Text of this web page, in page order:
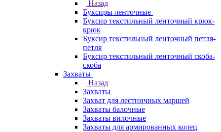
Назад
Буксиры ленточные
Буксир текстильный ленточный крюк-
крюк
Буксир текстильный ленточный петля-
петля
Буксир текстильный ленточный скоба-
скоба
Захваты
Назад
Захваты
Захват для лестничных маршей
Захваты балочные
Захваты вилочные
Захваты для армированных колец